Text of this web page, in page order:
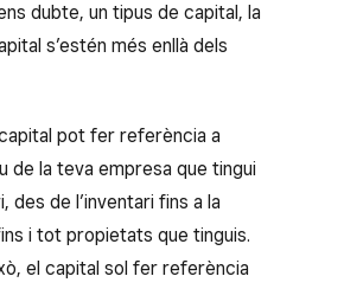
dubte, un tipus de capital, la
s’estén més enllà dels
pot fer referència a
de la teva empresa que tingui
des de l’inventari fins a la
i tot propietats que tinguis.
el capital sol fer referència